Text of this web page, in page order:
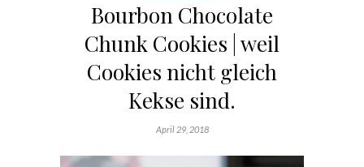
Bourbon Chocolate
Chunk Cookies | weil
Cookies nicht gleich
Kekse sind.
April 29, 2018